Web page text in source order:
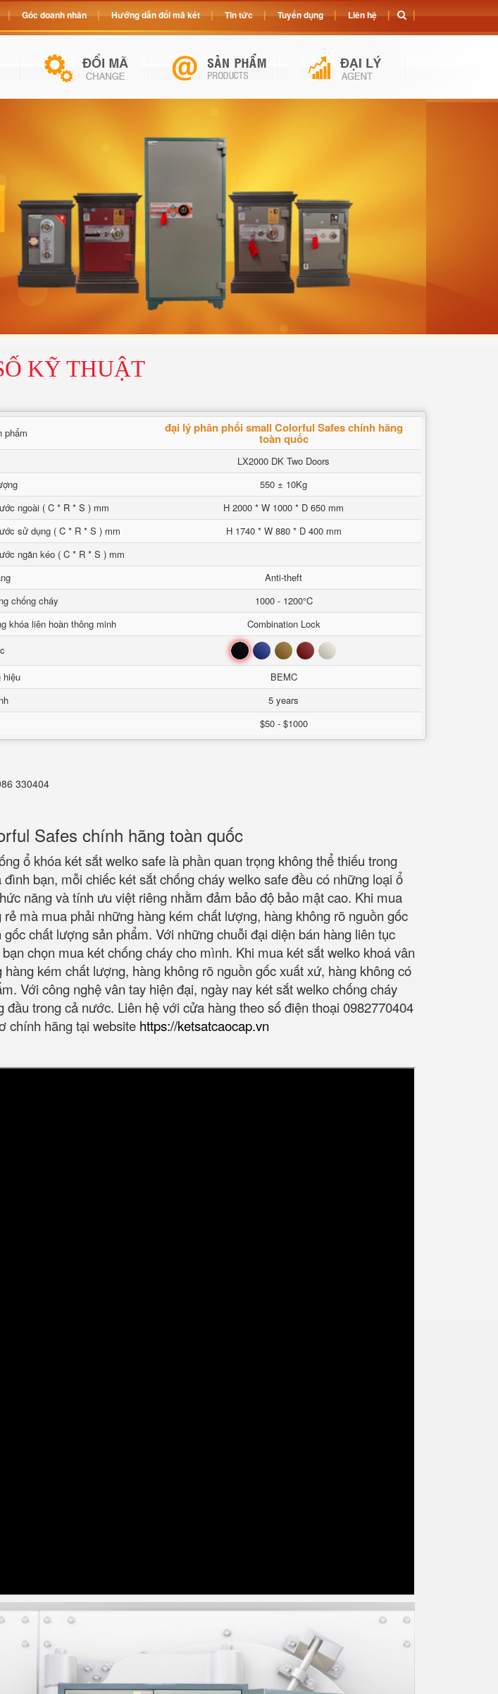
KỸ THUẬT
phẩm đại lý phân phối small Colorful Safes chính hãng
toàn quốc
LX2000 DK Two Doors
550 ± 10Kg
ngoài ( C * R * S ) mm
H 2000 * W 1000 * D 650 mm
sử dụng ( C * R * S ) mm
H 1740 * W 880 * D 400 mm
ngăn kéo ( C * R * S ) mm
Anti-theft
chống cháy
1000 - 1200°C
khóa liên hoàn thông minh
Combination Lock
Đen Xanh Nâu Đỏ Trắng
hiệu
BEMC
5 years
$50 - $1000
330404
Safes chính hãng toàn quốc
ổ khóa két sắt welko safe là phần quan trọng không thể thiếu trong
bạn, mỗi chiếc két sắt chống cháy welko safe đều có những loại ổ
năng và tính ưu việt riêng nhằm đảm bảo độ bảo mật cao. Khi mua
mà mua phải những hàng kém chất lượng, hàng không rõ nguồn gốc
chất lượng sản phẩm. Với những chuỗi đại diện bán hàng liên tục
chọn mua két chống cháy cho mình. Khi mua két sắt welko khoá vân
kém chất lượng, hàng không rõ nguồn gốc xuất xứ, hàng không có
Với công nghệ vân tay hiện đại, ngày nay két sắt welko chống cháy
trong cả nước. Liên hệ với cửa hàng theo số điện thoại 0982770404
chính hãng tại website https://ketsatcaocap.vn
Góc doanh nhân Hướng dẫn đổi mã két Tin tức Tuyển dụng Liên hệ